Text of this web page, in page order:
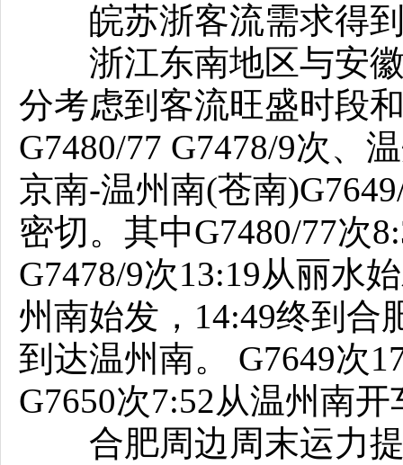
皖苏浙客流需求得到
浙江东南地区与安徽
分考虑到客流旺盛时段
G7480/77 G7478/9次、
京南-温州南(苍南
密切。其中G7480/77次
G7478/9次13:19从丽水
州南始发，14:49终到合
到达温州南。 G7649次
G7650次7:52从温州南
合肥周边周末运力